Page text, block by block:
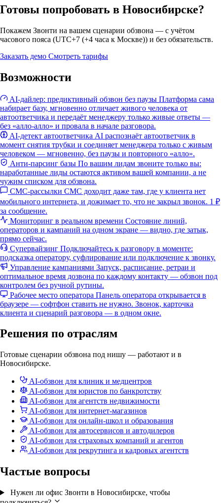
Готовы попробовать в Новосибирске?
Покажем Звонти на вашем сценарии обзвона — с учётом
часового пояса (UTC+7 (+4 часа к Москве)) и без обязательств.
Заказать демо Смотреть тарифы
Возможности
AI-дайлер: предиктивный обзвон без паузы Платформа сама
набирает базу, мгновенно отличает живого человека от
автоответчика и передаёт менеджеру только живые ответы —
без «алло-алло» и провала в начале разговора.
AI-детект автоответчика AI распознаёт автоответчик в
момент снятия трубки и соединяет менеджера только с живым
человеком — мгновенно, без паузы и повторного «алло».
Анти-парсинг базы По вашим лидам звоните только вы:
наработанные лиды остаются активом вашей компании, а не
чужим списком для обзвона.
СМС-рассылки СМС доходит даже там, где у клиента нет
мобильного интернета, и дожимает то, что не закрыл звонок. 1 ₽
за сообщение.
Мониторинг в реальном времени Состояние линий,
операторов и кампаний на одном экране — видно, где затык,
прямо сейчас.
Супервайзинг Подключайтесь к разговору в моменте:
подсказка оператору, суфлирование или подключение к звонку.
Управление кампаниями Запуск, расписание, ретраи и
оптимальное время дозвона по каждому контакту — обзвон под
контролем без ручной рутины.
Рабочее место оператора Панель оператора открывается в
браузере — софтфон ставить не нужно. Звонок, карточка
клиента и сценарий разговора — в одном окне.
Решения по отраслям
Готовые сценарии обзвона под нишу — работают и в
Новосибирске.
AI-обзвон для клиник и медцентров
AI-обзвон для юристов по банкротству
AI-обзвон для агентств недвижимости
AI-обзвон для интернет-магазинов
AI-обзвон для онлайн-школ и образования
AI-обзвон для автосервисов и автодилеров
AI-обзвон для страховых компаний и агентов
AI-обзвон для рекрутинга и кадровых агентств
Частые вопросы
Нужен ли офис Звонти в Новосибирске, чтобы